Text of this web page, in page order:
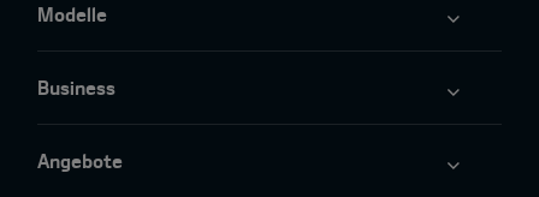
Modelle
Business
Angebote